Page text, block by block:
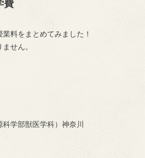
費
料をまとめてみました！
せん。
科学部獣医学科）神奈川